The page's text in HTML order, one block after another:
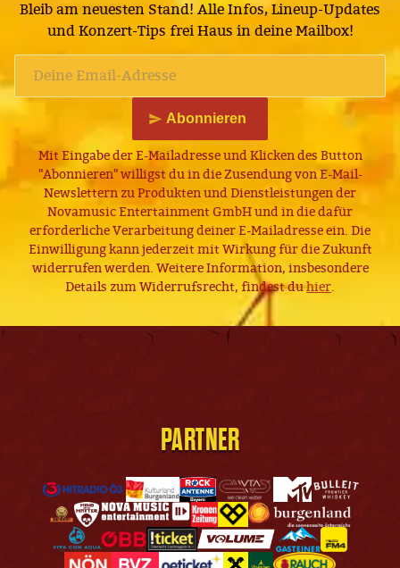
Bleib am neuesten Stand! Alle Infos, Lineup-Updates
und Konzert-Tips frei Haus in deine Mailbox!
Abonnieren
Mit Eingabe der E-Mailadresse und Klicken des Button
"Abonnieren" willigst du in die Zusendung von E-Mail-
Newslettern zu Produkten und Dienstleistungen der
Novamusic Entertainment GmbH und in die dafür
erforderliche Verarbeitung deiner E-Mailadresse ein. Die
Einwilligung kann jederzeit mit Wirkung für die Zukunft
widerrufen werden. Weitere Information, insbesondere
Details zum Widerrufsrecht, findest duhier.
PARTNER